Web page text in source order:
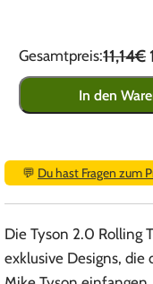
Gesamtpreis:11,14€
In den
💬 Du hast Fragen zum
Die Tyson 2.0 Rolling
exklusive Designs, die